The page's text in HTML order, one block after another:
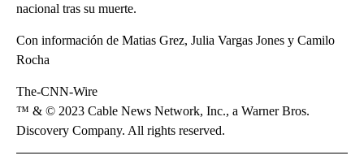
nacional tras su muerte.
Con información de Matias Grez, Julia Vargas Jones y Camilo
Rocha
The-CNN-Wire
™ & © 2023 Cable News Network, Inc., a Warner Bros.
Discovery Company. All rights reserved.